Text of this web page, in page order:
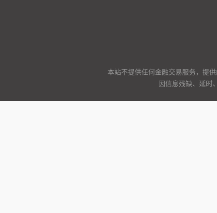
本站不提供任何金融交易服务，提
因信息残缺、延时